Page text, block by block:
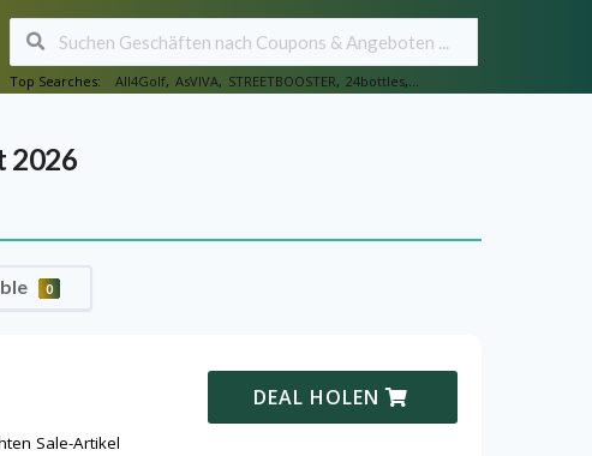
Top Searches: All4Golf, AsVIVA, STREETBOOSTER, 24bottles,...
2026
0
Sale-Artikel
DEAL HOLEN